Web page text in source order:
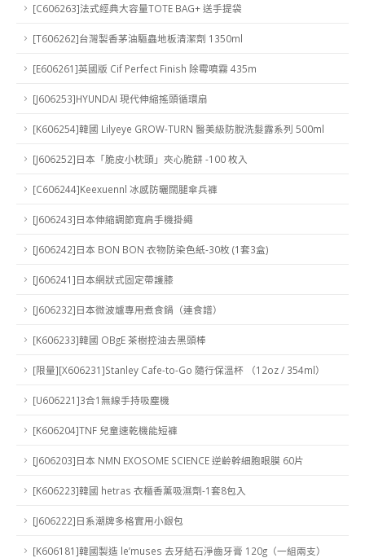
[C606263]法式經典大容量TOTE BAG+ 送手提袋
[T606262]台灣製香茅油驅蟲地板清潔劑 1350ml
[E606261]英國版 Cif Perfect Finish 除霉噴霧 435m
[J606253]HYUNDAI 現代伸縮搖頭循環扇
[K606254]韓國 Lilyeye GROW-TURN 醫美級防脫洗髮露系列 500ml
[J606252]日本「脆皮小枕頭」夾心脆餅 -100 枚入
[C606244]Keexuennl 冰感防曬闊腿傘兵褲
[J606243]日本伸縮調節寬肩手機掛繩
[J606242]日本 BON BON 衣物防染色紙-30枚 (1套3盒)
[J606241]日本網狀式固定帶護膝
[J606232]日本微波爐專用煮食鍋（連食譜）
[K606233]韓國 OBgE 茶樹控油去黑頭棒
[限量][X606231]Stanley Cafe-to-Go 隨行保溫杯 （12oz / 354ml）
[U606221]3合1無線手持吸塵機
[K606204]TNF 兒童速乾機能短褲
[J606203]日本 NMN EXOSOME SCIENCE 逆齡幹細胞眼膜 60片
[K606223]韓國 hetras 衣櫃香薰吸濕劑-1套8包入
[J606222]日系潮牌多格實用小銀包
[K606181]韓國製造 le’muses 去牙結石淨齒牙膏 120g（一組兩支）